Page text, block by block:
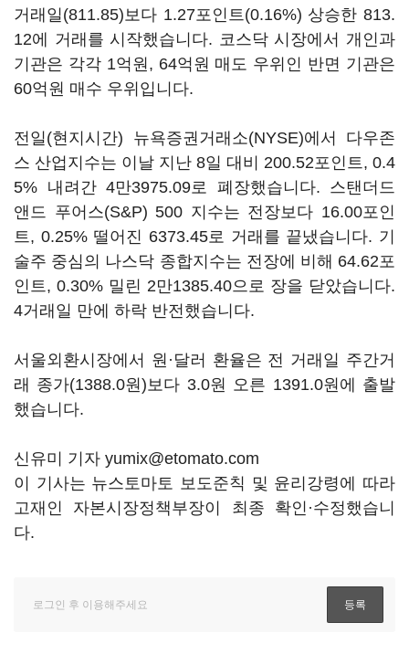
거래일(811.85)보다 1.27포인트(0.16%) 상승한 813.
12에 거래를 시작했습니다. 코스닥 시장에서 개인과
기관은 각각 1억원, 64억원 매도 우위인 반면 기관은
60억원 매수 우위입니다.
전일(현지시간) 뉴욕증권거래소(NYSE)에서 다우존
스 산업지수는 이날 지난 8일 대비 200.52포인트, 0.4
5% 내려간 4만3975.09로 폐장했습니다. 스탠더드
앤드 푸어스(S&P) 500 지수는 전장보다 16.00포인
트, 0.25% 떨어진 6373.45로 거래를 끝냈습니다. 기
술주 중심의 나스닥 종합지수는 전장에 비해 64.62포
인트, 0.30% 밀린 2만1385.40으로 장을 닫았습니다.
4거래일 만에 하락 반전했습니다.
서울외환시장에서 원·달러 환율은 전 거래일 주간거
래 종가(1388.0원)보다 3.0원 오른 1391.0원에 출발
했습니다.
신유미 기자 yumix@etomato.com
이 기사는 뉴스토마토 보도준칙 및 윤리강령에 따라
고재인 자본시장정책부장이 최종 확인·수정했습니
다.